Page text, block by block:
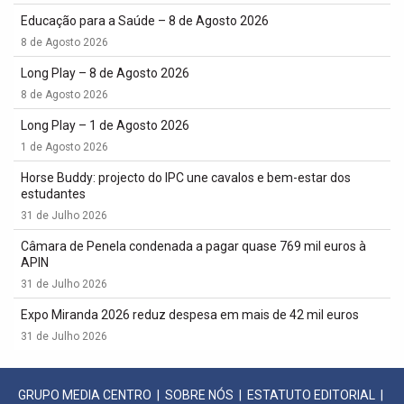
Educação para a Saúde – 8 de Agosto 2026
8 de Agosto 2026
Long Play – 8 de Agosto 2026
8 de Agosto 2026
Long Play – 1 de Agosto 2026
1 de Agosto 2026
Horse Buddy: projecto do IPC une cavalos e bem-estar dos
estudantes
31 de Julho 2026
Câmara de Penela condenada a pagar quase 769 mil euros à
APIN
31 de Julho 2026
Expo Miranda 2026 reduz despesa em mais de 42 mil euros
31 de Julho 2026
GRUPO MEDIA CENTRO SOBRE NÓS ESTATUTO EDITORIAL